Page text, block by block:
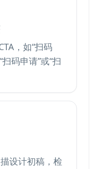
，如“扫码
扫码申请”或“扫
设计初稿，检